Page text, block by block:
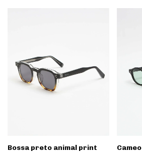
Bossa preto animal print